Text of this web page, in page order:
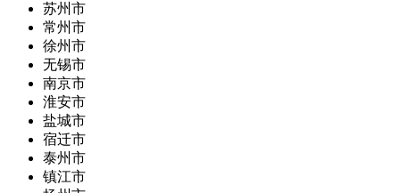
苏州市
常州市
徐州市
无锡市
南京市
淮安市
盐城市
宿迁市
泰州市
镇江市